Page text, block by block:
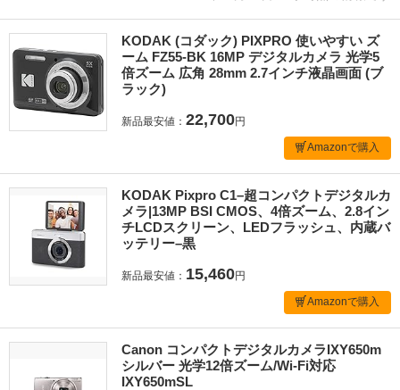
KODAK (コダック) PIXPRO 使いやすい ズ
ーム FZ55-BK 16MP デジタルカメラ 光学5
倍ズーム 広角 28mm 2.7インチ液晶画面 (ブ
ラック)
新品最安値： 22,700円
Amazonで購入
KODAK Pixpro C1–超コンパクトデジタルカ
メラ|13MP BSI CMOS、4倍ズーム、2.8イン
チLCDスクリーン、LEDフラッシュ、内蔵バ
ッテリー–黒
新品最安値： 15,460円
Amazonで購入
Canon コンパクトデジタルカメラIXY650m
シルバー 光学12倍ズーム/Wi-Fi対応
IXY650mSL